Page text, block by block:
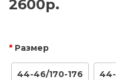
2600р.
Размер
44-46/170-176 44-